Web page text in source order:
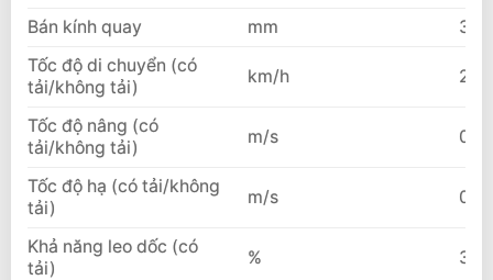
Bán kính quay mm
Tốc độ di chuyển (có
tải/không tải)
km/h 25/
Tốc độ nâng (có
tải/không tải)
m/s
Tốc độ hạ (có tải/không
tải)
m/s
Khả năng leo dốc (có
tải)
% 30/